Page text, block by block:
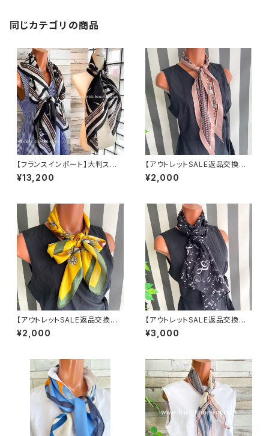
同じカテゴリの商品
【フランスインポート】大判スク
エア｜100％シルク SILKスカ
ーフ/シックカラー
¥13,200
【アウトレットSALE返品交換不
可8/20まで】【フランスインポー
ト】 斜めカットひし形ロングスカ
¥2,000
【アウトレットSALE返品交換不
可8/20まで】【フランスインポー
ト】 90cm大判スクエア 室内ス
¥2,000
【アウトレットSALE返品交換不
可8/20まで】インポートスカー
フ 透けシフォンロングスカーフ
¥3,000